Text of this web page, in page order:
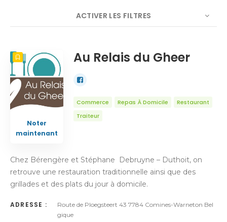
ACTIVER LES FILTRES
NOMBRE TRIER PAR Titre ORDRE
Noter
maintenant
Au Relais du Gheer
Commerce Repas À Domicile
Restaurant
Traiteur
Chez Bérengère et Stéphane Debruyne – Duthoit, on
retrouve une restauration traditionnelle ainsi que des
grillades et des plats du jour à domicile.
ADRESSE :
Route de Ploegsteert 43 7784 Comines-Warneton Bel
gique